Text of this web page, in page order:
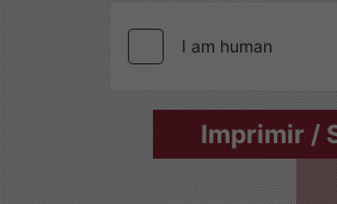
de desconto em
facultativas), exigem
condição de
solicitar
parcelas vincendas
sistemática de
Imprimir /